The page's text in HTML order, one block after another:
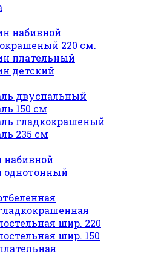
набивной
220 см.
плательный
детский
двуспальный
150 см
гладкокрашеный
235 см
набивной
однотонный
шир. 220
шир. 150